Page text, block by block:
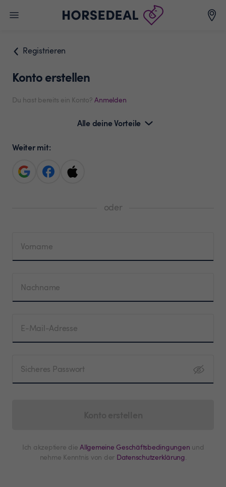
Registrieren
Konto erstellen
Du hast bereits ein Konto? Anmelden
Alle deine Vorteile
Weiter mit:
oder
Vorname
Nachname
E-Mail-Adresse
Sicheres Passwort
Ich akzeptiere die Allgemeine Geschäftsbedingungen und
nehme Kenntnis von der Datenschutzerklärung.